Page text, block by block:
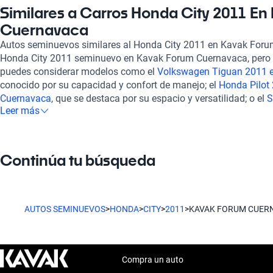
adquirir tu vehículo en nuestra plataforma, puedes tener la
auto confiable, listo para rodar. La experiencia de compra es
permite explorar nuestro catálogo desde la comodidad de tu
opciones de financiamiento flexibles y planes de garantía
asegurando que tengas la mejor solución acorde a tu situación
cuenta con un interior acogedor, que incluye asientos de tela
trayectos diarios. También ofrece una autonomía de hasta 693
disfrutar de largos viajes sin preocuparte por las paradas de
solo accedes a un Honda City 2011 seminuevo de calidad, sino
combinación perfecta de estilo y funcionalidad en Cuernavaca.
Similares a Carros Honda City 2011 En
Cuernavaca
Autos seminuevos similares al Honda City 2011 en Kavak
Honda City 2011 seminuevo en Kavak Forum Cuernavaca,
puedes considerar modelos como el Volkswagen Tiguan 2011
conocido por su capacidad y confort de manejo; el Honda Pilot
Cuernavaca, que se destaca por su espacio y versatilidad; o el
Forum Cuernavaca
Leer más
Continúa tu búsqueda
AUTOS SEMINUEVOS>HONDA>CITY>2011 >KAVAK FORUM
Compra un auto